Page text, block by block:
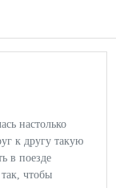
настолько
к другу такую
в поезде
чтобы